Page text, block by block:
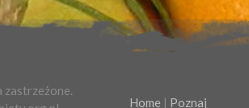
Home | Poznaj